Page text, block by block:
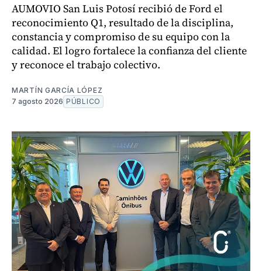
AUMOVIO San Luis Potosí recibió de Ford el
reconocimiento Q1, resultado de la disciplina,
constancia y compromiso de su equipo con la
calidad. El logro fortalece la confianza del cliente
y reconoce el trabajo colectivo.
MARTÍN GARCÍA LÓPEZ
7 agosto 2026 PÚBLICO